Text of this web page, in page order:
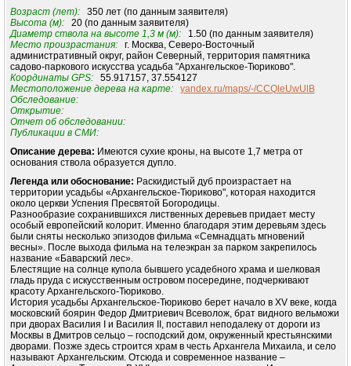
Возраст (лет):350 лет (по данным заявителя)
Высота (м):20 (по данным заявителя)
Диаметр ствола на высоте 1,3 м (м):1.50 (по данным заявителя)
Место произрастания:г. Москва, Северо-Восточный
административный округ, район Северный, территория памятника
садово-паркового искусства усадьба "Архангельское-Тюриково".
Координаты GPS:55.917157, 37.554127
Местоположение дерева на карте:
yandex.ru/maps/-/CCQleUwUlB
Обследование:
Открытие:
Отчет об обследовании:
Публикации в СМИ:
Описание дерева: Имеются сухие кроны, на высоте 1,7 метра от
основания ствола образуется дупло.
Легенда или обоснование: Раскидистый дуб произрастает на
территории усадьбы «Архангельское-Тюриково", которая находится
около церкви Успения Пресвятой Богородицы.
Разнообразие сохранившихся лиственных деревьев придает месту
особый европейский колорит. Именно благодаря этим деревьям здесь
были сняты несколько эпизодов фильма «Семнадцать мгновений
весны». После выхода фильма на телеэкран за парком закрепилось
название «Баварский лес».
Блестящие на солнце купола бывшего усадебного храма и шелковая
гладь пруда с искусственным островом посередине, подчеркивают
красоту Архангельского-Тюриково.
История усадьбы Архангельское-Тюриково берет начало в XV веке, когда
московский боярин Федор Дмитриевич Всеволож, брат видного вельможи
при дворах Василия I и Василия II, поставил неподалеку от дороги из
Москвы в Дмитров сельцо – господский дом, окруженный крестьянскими
дворами. Позже здесь строится храм в честь Архангела Михаила, и село
называют Архангельским. Отсюда и современное название –